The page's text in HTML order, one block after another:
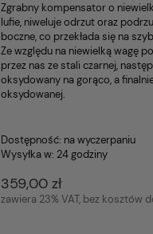
Zgrabny kompensator o
lufie, niweluje odrzut oraz
boczne, co przekłada się na
Ze względu na niewielką wagę
przez nas ze stali czarnej,
oksydowany na gorąco, a
oksydowanej.
Dostępność: na wyczerpaniu
Wysyłka w: 24 godziny
359,00 zł
zawiera 23% VAT, bez kosztów